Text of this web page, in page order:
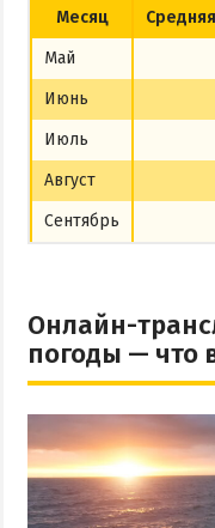
Месяц
Май
Июнь
Июль
Август
Сентябрь
Онлайн-
погоды — что